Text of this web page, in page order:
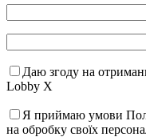
Даю згоду на
Lobby X
Я приймаю умови
на обробку своїх